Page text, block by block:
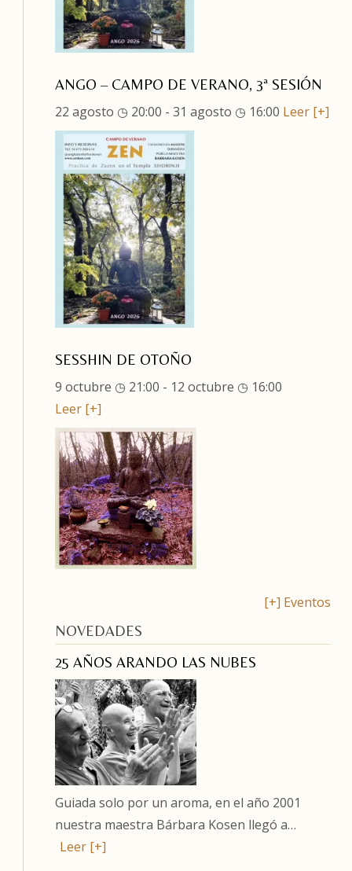
ANGO – CAMPO DE VERANO, 3ª SESIÓN
22 agosto ◷ 20:00 - 31 agosto ◷ 16:00 Leer [+]
SESSHIN DE OTOÑO
9 octubre ◷ 21:00 - 12 octubre ◷ 16:00
Leer [+]
[+] Eventos
NOVEDADES
25 AÑOS ARANDO LAS NUBES
Guiada solo por un aroma, en el año 2001
nuestra maestra Bárbara Kosen llegó a…
Leer [+]